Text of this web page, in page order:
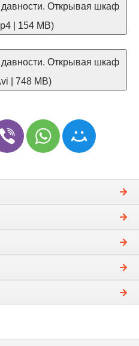
давности. Открывая шкаф
| 154 MB)
давности. Открывая шкаф
| 748 MB)